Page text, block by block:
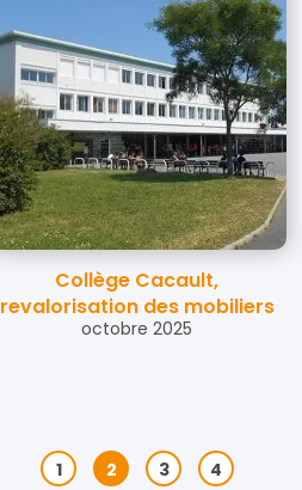
Collège Cacault,
revalorisation des mobiliers
octobre 2025
1 2 3 4